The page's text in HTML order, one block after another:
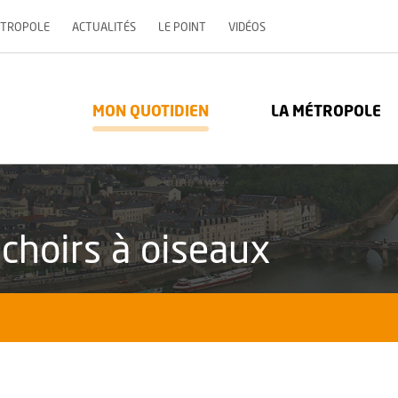
ACTUALITÉS LE POINT VIDÉOS, OUVRE UNE NOUVELLE
Métropole - Communauté urbaine : Retour à l'accueil
MON QUOTIDIEN LA MÉTROPOLE
à oiseaux